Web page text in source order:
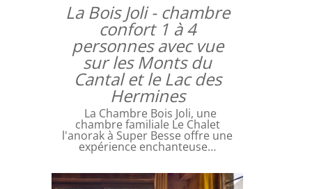
La Bois Joli - chambre
confort 1 à 4
personnes avec vue
sur les Monts du
Cantal et le Lac des
Hermines
La Chambre Bois Joli, une
chambre familiale Le Chalet
l'anorak à Super Besse offre une
expérience enchanteuse…